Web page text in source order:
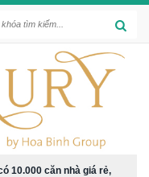
10.000 căn nhà giá rẻ,